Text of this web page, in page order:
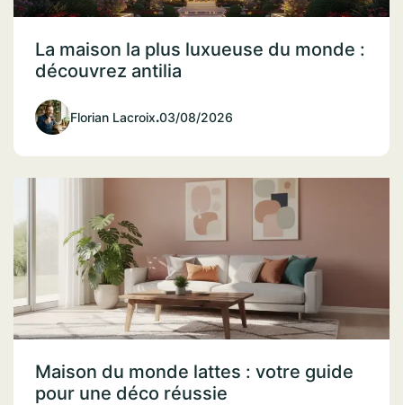
La maison la plus luxueuse du monde :
découvrez antilia
Florian Lacroix.03/08/2026
Maison du monde lattes : votre guide
pour une déco réussie